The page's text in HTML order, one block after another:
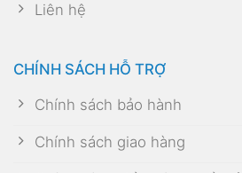
Liên hệ
CHÍNH SÁCH HỖ TRỢ
Chính sách bảo hành
Chính sách giao hàng